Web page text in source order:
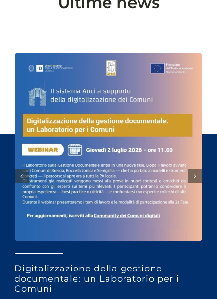
Digitalizzazione della gestione
documentale: un Laboratorio per i
Comuni